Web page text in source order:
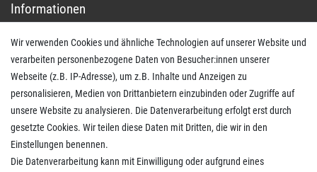
Informationen
Impressum
AGB
Daten­schutz­erklärung
Widerrufs­recht
Kaufvertrag widerrufen
Kunden Service
Wir verwenden Cookies und ähnliche Technologien auf unserer Website und
verarbeiten personenbezogene Daten von Besucher:innen unserer
Webseite (z.B. IP-Adresse), um z.B. Inhalte und Anzeigen zu
personalisieren, Medien von Drittanbietern einzubinden oder Zugriffe auf
unsere Website zu analysieren. Die Datenverarbeitung erfolgt erst durch
gesetzte Cookies. Wir teilen diese Daten mit Dritten, die wir in den
Einstellungen benennen.
Die Datenverarbeitung kann mit Einwilligung oder aufgrund eines